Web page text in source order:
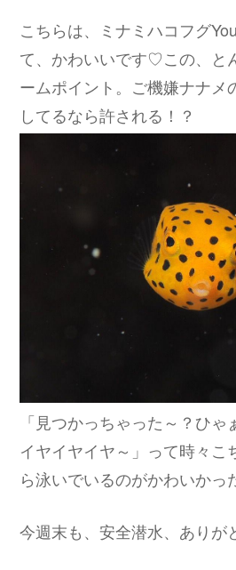
こちらは、ミナミハコフグ
て、かわいいです♡この、と
ームポイント。ご機嫌ナナメ
してるなら許される！？
「見つかっちゃった～？ひ
イヤイヤイヤ～」って時々こ
ら泳いでいるのがかわいかっ
今週末も、安全潜水、ありが